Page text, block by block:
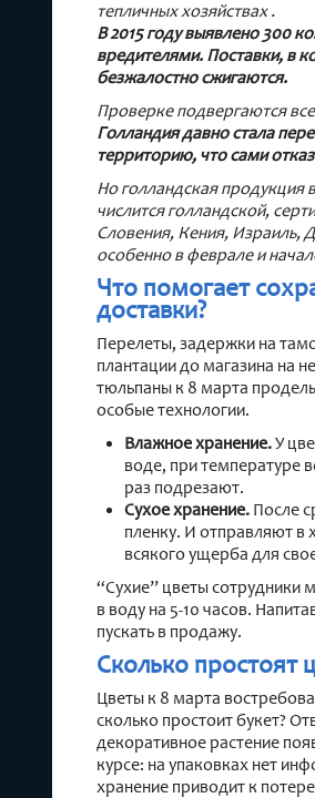
тепличных хозяйствах .
В 2015 году выявлено 300
вредителями. Поставки, в
безжалостно сжигаются.
Проверке подвергаются
Голландия давно стала
территорию, что сами
Но голландская продукция
числится голландской,
Словения, Кения, Израиль,
особенно в феврале и
Что помогает
доставки?
Перелеты, задержки на
плантации до магазина на
тюльпаны к 8 марта
особые технологии.
Влажное хранение.У
воде, при температуре
раз подрезают.
Сухое хранение. После
пленку. И отправляют в
всякого ущерба для
“Сухие” цветы
в воду на 5-10 часов.
пускать в продажу.
Сколько простоят
Цветы к 8 марта
сколько простоит букет?
декоративное растение
курсе: на упаковках нет
хранение приводит к